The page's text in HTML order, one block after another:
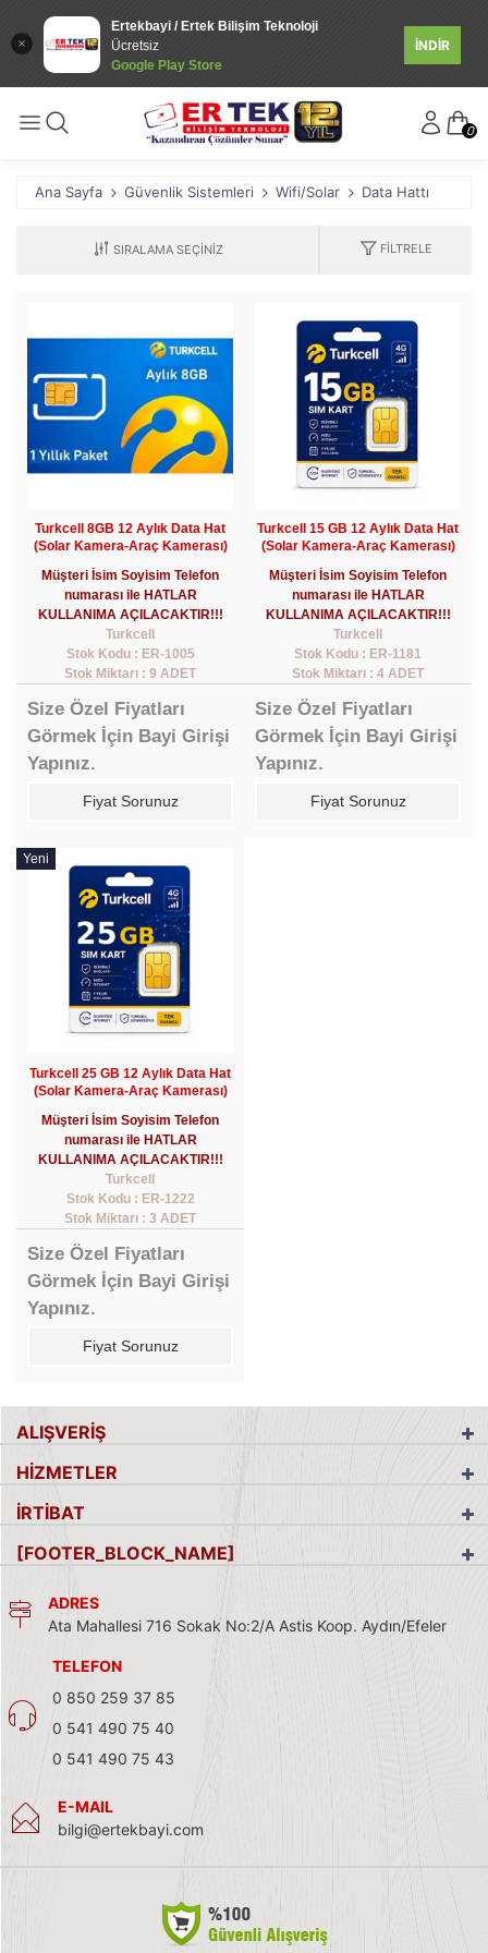
Ertekbayi / Ertek Bilişim Teknoloji
Ücretsiz
Google Play Store
İNDİR
0
Ana Sayfa Güvenlik Sistemleri Wifi/Solar Data Hattı
FILTRELE
Turkcell 8GB 12 Aylık Data Hat
(Solar Kamera-Araç Kamerası)
Müşteri İsim Soyisim Telefon
numarası ile HATLAR
KULLANIMA AÇILACAKTIR!!!
Turkcell
Stok Kodu : ER-1005
Stok Miktarı : 9 ADET
Size Özel Fiyatları
Görmek İçin Bayi Girişi
Yapınız.
Fiyat Sorunuz
Turkcell 15 GB 12 Aylık Data Hat
(Solar Kamera-Araç Kamerası)
Müşteri İsim Soyisim Telefon
numarası ile HATLAR
KULLANIMA AÇILACAKTIR!!!
Turkcell
Stok Kodu : ER-1181
Stok Miktarı : 4 ADET
Size Özel Fiyatları
Görmek İçin Bayi Girişi
Yapınız.
Fiyat Sorunuz
Yeni
Turkcell 25 GB 12 Aylık Data Hat
(Solar Kamera-Araç Kamerası)
Müşteri İsim Soyisim Telefon
numarası ile HATLAR
KULLANIMA AÇILACAKTIR!!!
Turkcell
Stok Kodu : ER-1222
Stok Miktarı : 3 ADET
Size Özel Fiyatları
Görmek İçin Bayi Girişi
Yapınız.
Fiyat Sorunuz
ALIŞVERİŞ
HİZMETLER
İRTİBAT
[FOOTER_BLOCK_NAME]
ADRES
Ata Mahallesi 716 Sokak No:2/A Astis Koop. Aydın/Efeler
TELEFON
0 850 259 37 85
0 541 490 75 40
0 541 490 75 43
E-MAIL
bilgi@ertekbayi.com